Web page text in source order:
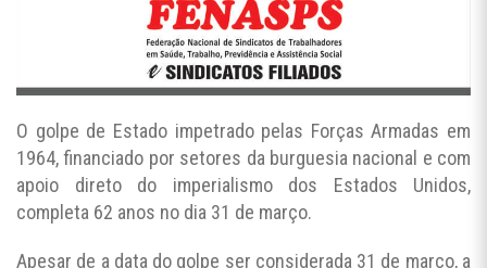
O golpe de Estado impetrado pelas Forças Armadas em
1964, financiado por setores da burguesia nacional e com
apoio direto do imperialismo dos Estados Unidos,
completa 62 anos no dia 31 de março.
Apesar de a data do golpe ser considerada 31 de março, a